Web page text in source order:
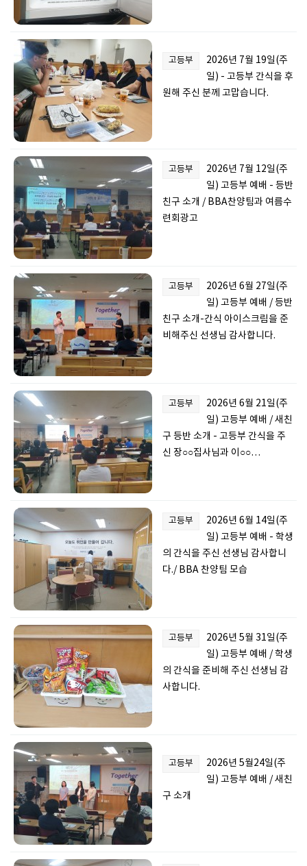
고등부
2026년 7월 19일(주
일) - 고등부 간식을 후
원해 주신 분께 고맙습니다.
고등부
2026년 7월 12일(주
일) 고등부 예배 - 등반
친구 소개 / BBA찬양팀과 여름수
련회광고
고등부
2026년 6월 27일(주
일) 고등부 예배 / 등반
친구 소개-간식 아이스크림을 준
비해주신 선생님 감사합니다.
고등부
2026년 6월 21일(주
일) 고등부 예배 / 새친
구 등반 소개 - 고등부 간식을 주
신 장○○집사님과 이○○…
고등부
2026년 6월 14일(주
일) 고등부 예배 - 학생
의 간식을 주신 선생님 감사합니
다./ BBA 찬양팀 모습
고등부
2026년 5월 31일(주
일) 고등부 예배 / 학생
의 간식을 준비해 주신 선생님 감
사합니다.
고등부
2026년 5월24일(주
일) 고등부 예배 / 새친
구 소개